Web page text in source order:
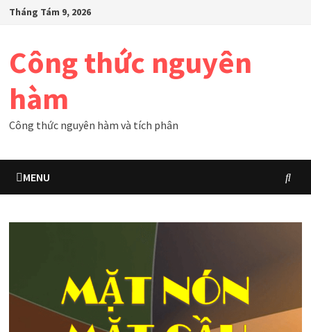
SkipTháng Tám 9, 2026
Công thức nguyên
hàm
Công thức nguyên hàm và tích phân
MENU